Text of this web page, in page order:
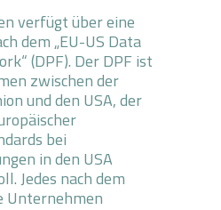
verfügt über eine
dem „EU-US Data
(DPF). Der DPF ist
zwischen der
und den USA, der
bei
in den USA
Jedes nach dem
Unternehmen